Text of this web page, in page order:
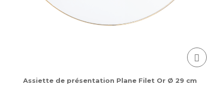
Assiette de présentation Plane Filet Or Ø 29 cm